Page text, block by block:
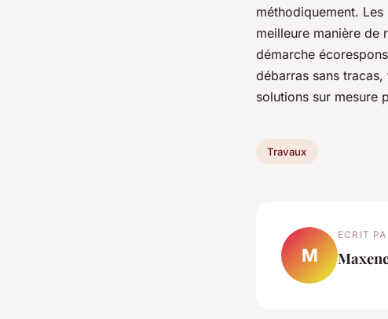
méthodiquement.
meilleure manière de
démarche
débarras sans
solutions sur mesure
Travaux
M
ECRIT